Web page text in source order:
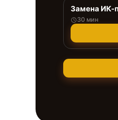
Замена ИК-
30 мин